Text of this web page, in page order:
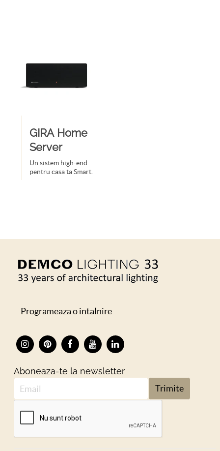
GIRA Home
Server
Un sistem high-end
pentru casa ta Smart.
Programeaza o intalnire
Aboneaza-te la newsletter
Trimite